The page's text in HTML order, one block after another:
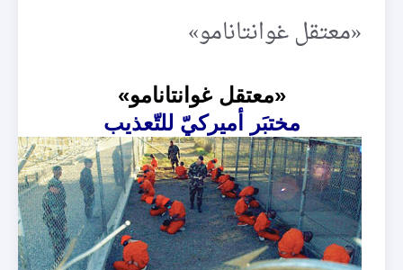
«معتقل غوانتانامو»
«معتقل غوانتانامو»
مختبَر أميركيّ للتّعذيب